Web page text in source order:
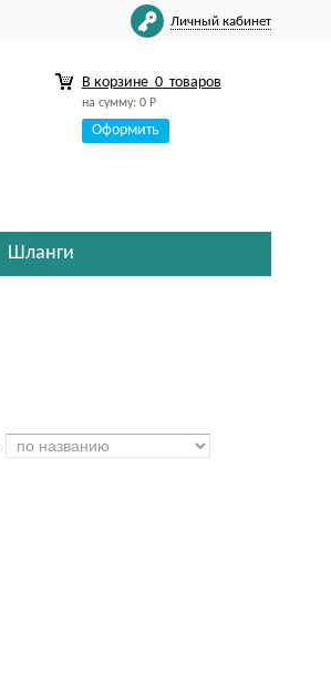
Личный кабинет
В корзине 0 товаров
на сумму: 0Р
Оформить
Шланги